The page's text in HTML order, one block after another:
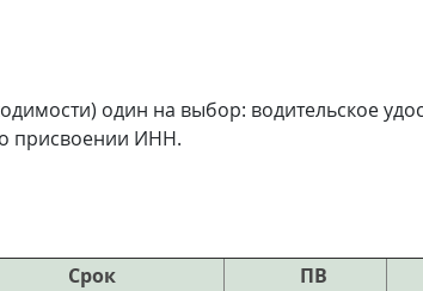
один на выбор: водительское
о присвоении ИНН.
Срок ПВ